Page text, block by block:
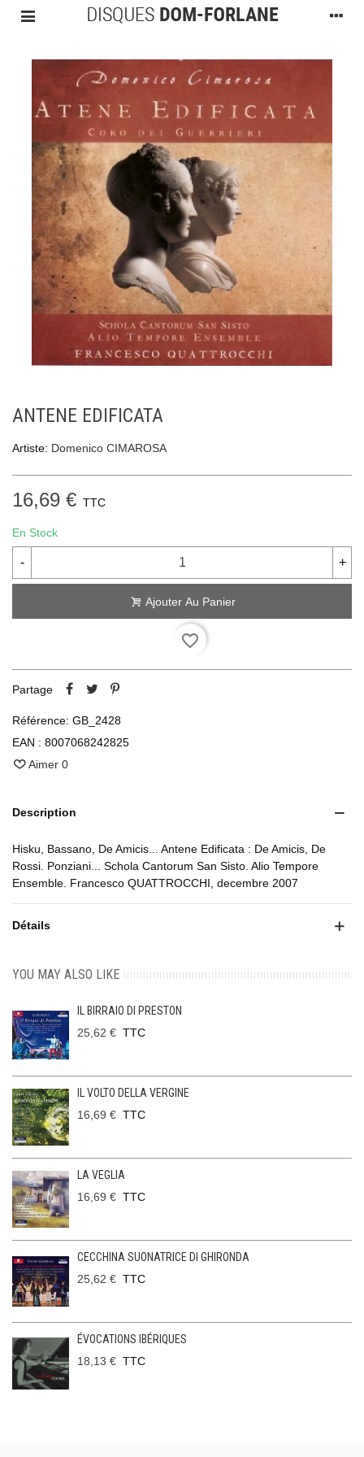
ANTENE EDIFICATA
Artiste: Domenico CIMAROSA
16,69 € TTC
En Stock
- +
Ajouter Au Panier
favorite_border
Partage
Référence: GB_2428
EAN : 8007068242825
Aimer 0
Description
Hisku, Bassano, De Amicis... Antene Edificata : De Amicis, De
Rossi. Ponziani... Schola Cantorum San Sisto. Alio Tempore
Ensemble. Francesco QUATTROCCHI, decembre 2007
Détails
YOU MAY ALSO LIKE
IL BIRRAIO DI PRESTON
25,62 € TTC
IL VOLTO DELLA VERGINE
16,69 € TTC
LA VEGLIA
16,69 € TTC
CECCHINA SUONATRICE DI GHIRONDA
25,62 € TTC
ÉVOCATIONS IBÉRIQUES
18,13 € TTC